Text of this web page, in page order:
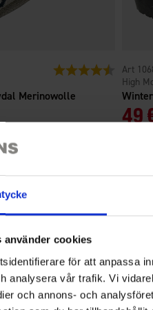
använder cookies
för att anpassa
analysera vår trafik. Vi
och annons- och
Merinowolle
Bewertung: 4.5 von 5
High
49